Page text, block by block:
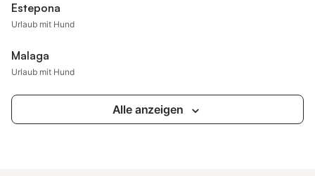
Estepona
Urlaub mit Hund
Malaga
Urlaub mit Hund
Alle anzeigen